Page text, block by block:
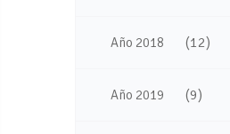
Año 2018 (12)
Año 2019 (9)